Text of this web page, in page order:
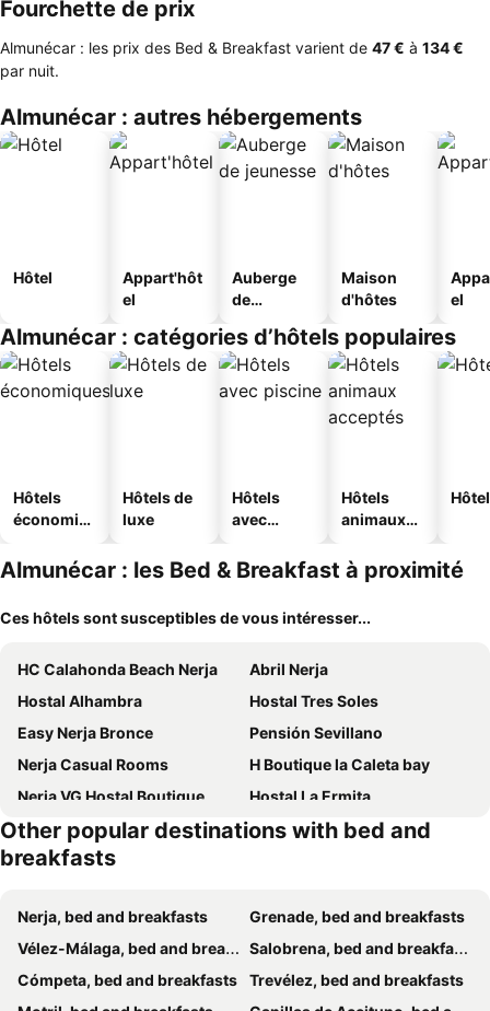
Fourchette de prix
Almunécar : les prix des Bed & Breakfast varient de ‎47 € à ‎134 €
par nuit.
Almunécar : autres hébergements
Hôtel
Appart'hôt
el
Auberge
de
Maison
d'hôtes
el
Almunécar : catégories d’hôtels populaires
Hôtels
économiq
Hôtels de
luxe
Hôtels
avec
Hôtels
animaux
Almunécar : les Bed & Breakfast à proximité
Ces hôtels sont susceptibles de vous intéresser...
HC Calahonda Beach Nerja
Abril Nerja
Hostal Alhambra
Hostal Tres Soles
Easy Nerja Bronce
Pensión Sevillano
Nerja Casual Rooms
H Boutique la Caleta bay
Nerja VG Hostal Boutique
Hostal La Ermita
Casa del Azucar
Villa Morera Bed & Breakfast
Naim Guest House Nerja
Hostal Plaza Damasco
B&b Villaquinta
Hostal Nerjasol
Villa Corte Azul
La Casa De Abuela
EL Torreon 109 Charming B&B
Other popular destinations with bed and
breakfasts
Nerja, bed and breakfasts
Grenade, bed and breakfasts
Vélez-Málaga, bed and breakfasts
Salobrena, bed and breakfasts
Cómpeta, bed and breakfasts
Trevélez, bed and breakfasts